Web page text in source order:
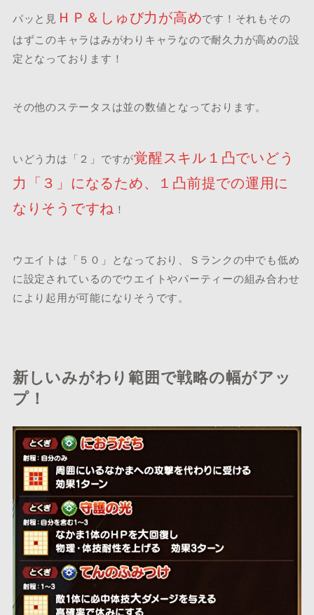
パッと見 ＨＰ＆しゅび力が高めです！それもその
はずこのキャラはみがわりキャラなので耐久力が高めの設
定となっております！
その他のステータスは並の数値となっております。
いどう力は「２」ですが覚醒スキル１凸でいどう
力「３」になるため、１凸前提での運用に
なりそうですね ！
ウエイトは「５０」となっており、Ｓランクの中でも低め
に設定されているのでウエイトやパーティーの組み合わせ
により起用が可能になりそうです。
新しいみがわり範囲で戦略の幅がアッ
プ！